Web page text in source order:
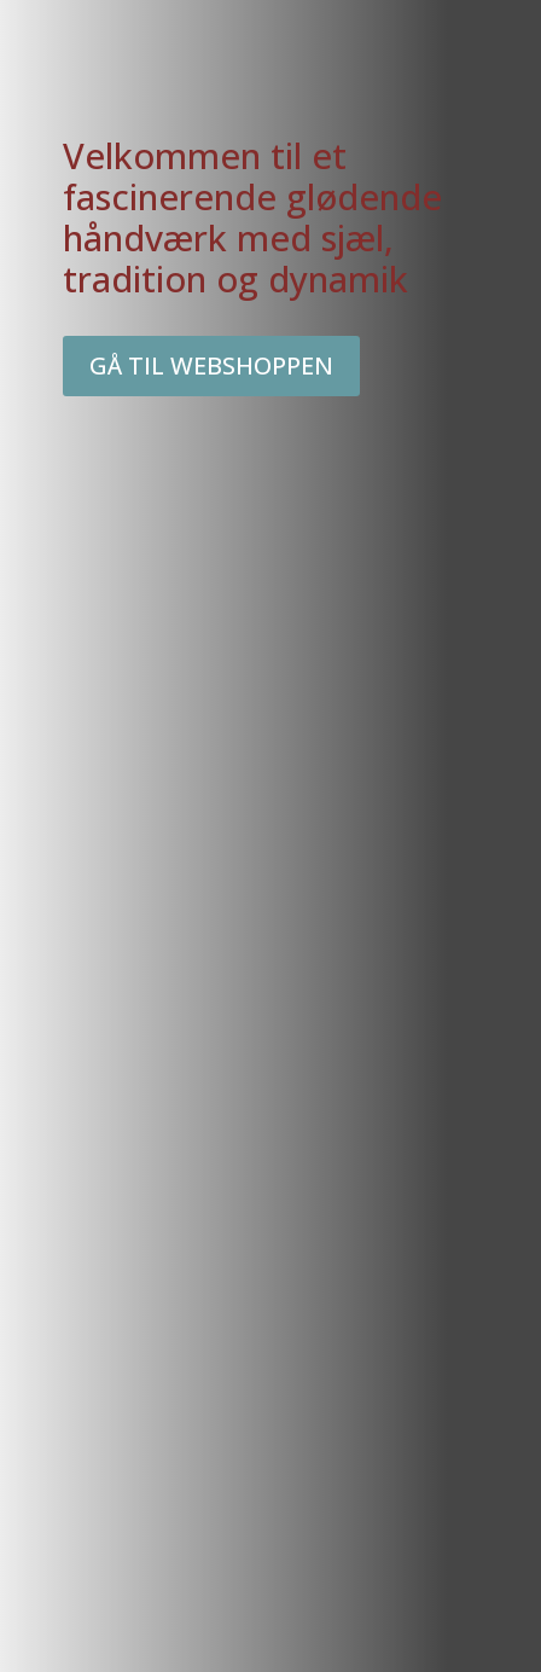
Velkommen til et
fascinerende glødende
håndværk med sjæl,
tradition og dynamik
GÅ TIL WEBSHOPPEN